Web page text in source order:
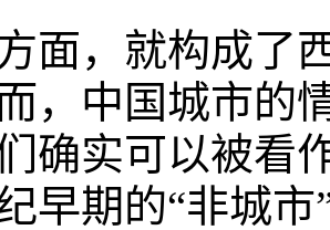
面，就构成了
，中国城市的
确实可以被看
早期的“非城